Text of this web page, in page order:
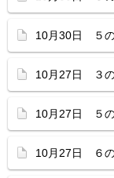
10月30日 ５
10月27日 ３
10月27日 ５
10月27日 ６